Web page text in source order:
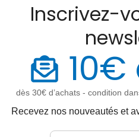
Inscrivez-
dès 30€ d’achats - condition
Recevez nos nouveautés et